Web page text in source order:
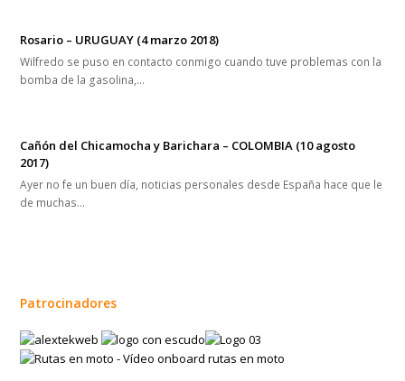
Cañón del Chicamocha y Barichara – COLOMBIA (10 agosto
2017)
Calendario de publicaciones